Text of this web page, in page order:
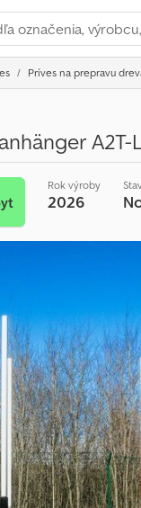
Príves na prepravu
A2T-
Rok výroby
2026